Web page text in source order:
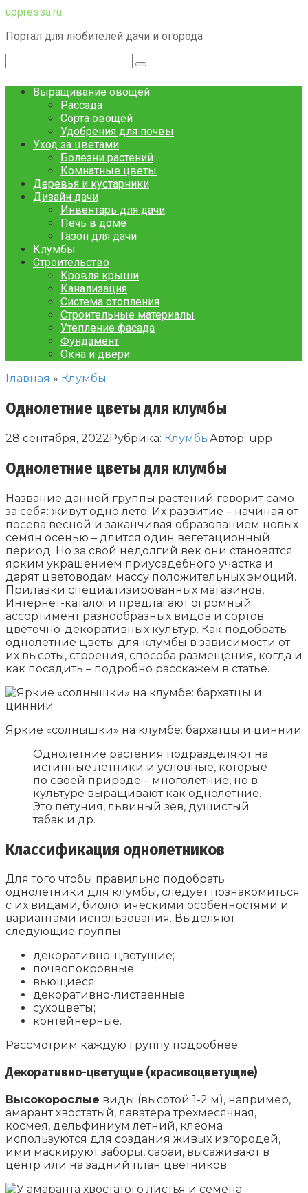
Перейти
контенту
uppressa.ru
Портал для любителей дачи и огорода
Выращивание овощей
Рассада
Сорта овощей
Удобрения для почвы
Уход за цветами
Болезни растений
Комнатные цветы
Деревья и кустарники
Дизайн дачи
Инвентарь для дачи
Печь в доме
Газон для дачи
Клумбы
Строительство
Кровля крыши
Канализация
Система отопления
Строительные материалы
Утепление фасада
Фундамент
Окна и двери
Главная » Клумбы
Однолетние цветы для клумбы
28 сентября, 2022Рубрика: КлумбыАвтор: upp
Однолетние цветы для клумбы
Название данной группы растений говорит само
за себя: живут одно лето. Их развитие – начиная от
посева весной и заканчивая образованием новых
семян осенью – длится один вегетационный
период. Но за свой недолгий век они становятся
ярким украшением приусадебного участка и
дарят цветоводам массу положительных эмоций.
Прилавки специализированных магазинов,
Интернет-каталоги предлагают огромный
ассортимент разнообразных видов и сортов
цветочно-декоративных культур. Как подобрать
однолетние цветы для клумбы в зависимости от
их высоты, строения, способа размещения, когда и
как посадить – подробно расскажем в статье.
Яркие «солнышки» на клумбе: бархатцы и циннии
Однолетние растения подразделяют на
истинные летники и условные, которые
по своей природе – многолетние, но в
культуре выращивают как однолетние.
Это петуния, львиный зев, душистый
табак и др.
Классификация однолетников
Для того чтобы правильно подобрать
однолетники для клумбы, следует познакомиться
с их видами, биологическими особенностями и
вариантами использования. Выделяют
следующие группы:
декоративно-цветущие;
почвопокровные;
вьющиеся;
декоративно-лиственные;
сухоцветы;
контейнерные.
Рассмотрим каждую группу подробнее.
Декоративно-цветущие (красивоцветущие)
Высокорослые виды (высотой 1-2 м), например,
амарант хвостатый, лаватера трехмесячная,
космея, дельфиниум летний, клеома
используются для создания живых изгородей,
ими маскируют заборы, сараи, высаживают в
центр или на задний план цветников.